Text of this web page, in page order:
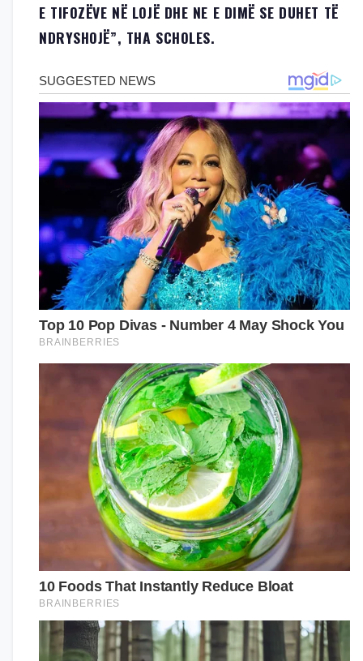
E TIFOZËVE NË LOJË DHE NE E DIMË SE DUHET TË
NDRYSHOJË”, THA SCHOLES.